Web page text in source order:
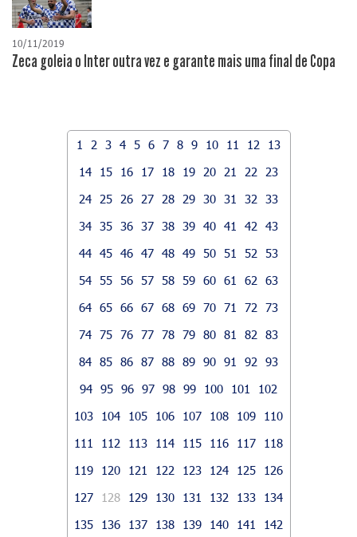
10/11/2019
Zeca goleia o Inter outra vez e garante mais uma final de Copa
1 2 3 4 5 6 7 8 9 10 11 12
13
14
15 16 17 18 19 20 21 22
23
24
25 26 27 28 29 30 31 32
33
34 35 36 37 38 39 40 41 42
43
44 45 46 47 48 49 50 51 52
53
54 55 56 57 58 59 60 61 62
63
64 65 66 67 68 69 70 71 72
73
74 75 76 77 78 79 80 81 82
83
84 85 86 87 88 89 90 91 92
93
94 95 96 97 98 99 100 101
102
103
104 105 106 107 108 109
110
111
112 113 114 115 116 117
118
119
120 121 122 123 124 125
126
127
128 129 130 131 132 133
134
135
136 137 138 139 140 141
142